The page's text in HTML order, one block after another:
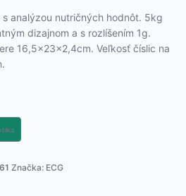
analýzou nutričných hodnôt. 5kg
dizajnom a s rozlíšením 1g.
16,5x23x2,4cm. Veľkosť číslic na
Značka: ECG